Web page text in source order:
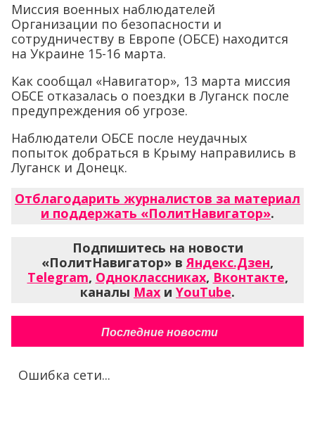
Миссия военных наблюдателей
Организации по безопасности и
сотрудничеству в Европе (ОБСЕ) находится
на Украине 15-16 марта.
Как сообщал «Навигатор», 13 марта миссия
ОБСЕ отказалась о поездки в Луганск после
предупреждения об угрозе.
Наблюдатели ОБСЕ после неудачных
попыток добраться в Крыму направились в
Луганск и Донецк.
Отблагодарить журналистов за материал
и поддержать «ПолитНавигатор».
Подпишитесь на новости
«ПолитНавигатор» вЯндекс.Дзен,
Telegram, Одноклассниках, Вконтакте,
каналы Max и YouTube.
Последние новости
Ошибка сети...